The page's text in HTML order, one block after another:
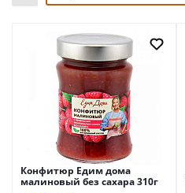
Конфитюр Едим дома
малиновый без сахара 310г